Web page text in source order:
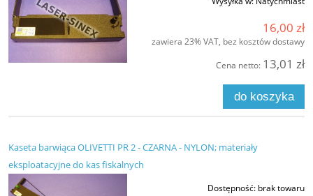
16,00 zł
zawiera 23% VAT, bez kosztów dostawy
Cena netto: 13,01 zł
do koszyka
Kaseta barwiąca OLIVETTI PR 2 - CZARNA - NYLON; materiały
eksploatacyjne do kas fiskalnych
Dostępność: brak towaru